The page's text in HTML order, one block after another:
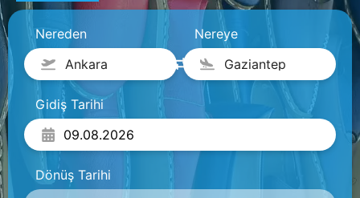
Nereden
Ankara
Nereye
Gaziantep
Gidiş Tarihi
Dönüş Tarihi